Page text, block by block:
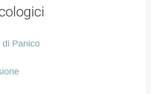
di Panico